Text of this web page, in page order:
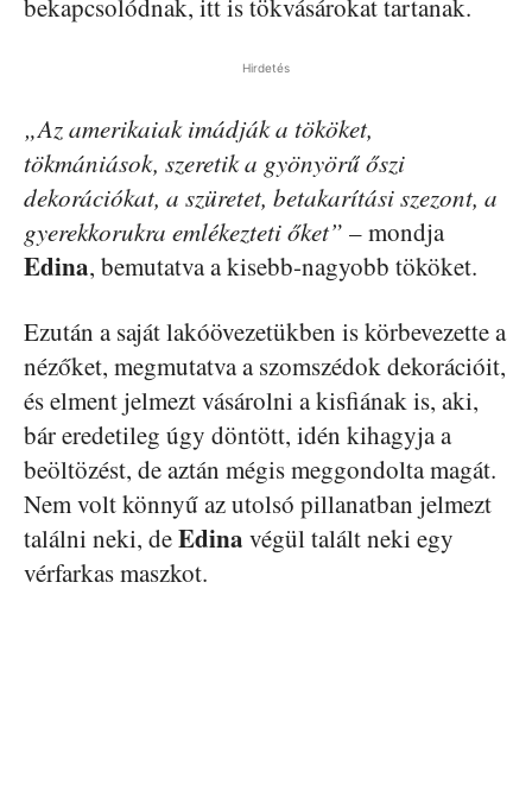
bekapcsolódnak, itt is tökvásárokat tartanak.
Hirdetés
„Az amerikaiak imádják a tököket,
tökmániások, szeretik a gyönyörű őszi
dekorációkat, a szüretet, betakarítási szezont, a
gyerekkorukra emlékezteti őket” – mondja
Edina, bemutatva a kisebb-nagyobb tököket.
Ezután a saját lakóövezetükben is körbevezette a
nézőket, megmutatva a szomszédok dekorációit,
és elment jelmezt vásárolni a kisfiának is, aki,
bár eredetileg úgy döntött, idén kihagyja a
beöltözést, de aztán mégis meggondolta magát.
Nem volt könnyű az utolsó pillanatban jelmezt
találni neki, deEdina végül talált neki egy
vérfarkas maszkot.